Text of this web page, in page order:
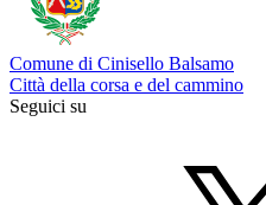
Comune di Cinisello Balsamo
Città della corsa e del cammino
Seguici su